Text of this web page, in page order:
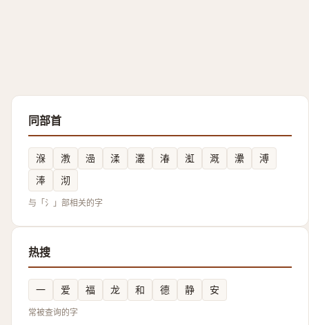
同部首
湺 漖 澏 渘 灇 湷 渱 溉 㶟
溥
淎
沏
与「氵」部相关的字
热搜
一 爱 福 龙 和 德 静 安
常被查询的字